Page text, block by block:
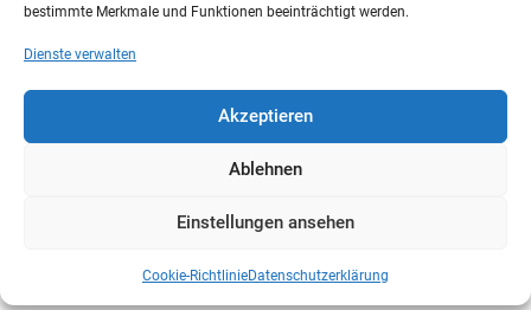
bestimmte Merkmale und Funktionen beeinträchtigt werden.
Dienste verwalten
Akzeptieren
Ablehnen
Einstellungen ansehen
Cookie-RichtlinieDatenschutzerklärung
19 20 21
26 27 28 29